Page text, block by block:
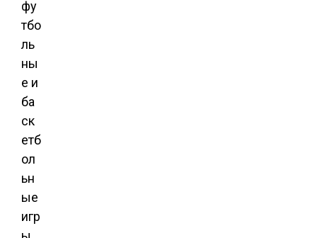
фу
тбо
ль
ны
е и
ба
ск
етб
ол
ьн
ые
игр